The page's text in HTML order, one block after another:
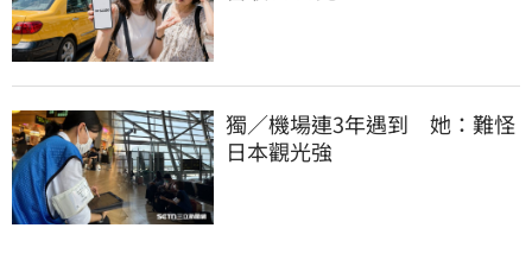
獨／機場連3年遇到　她：難怪
日本觀光強